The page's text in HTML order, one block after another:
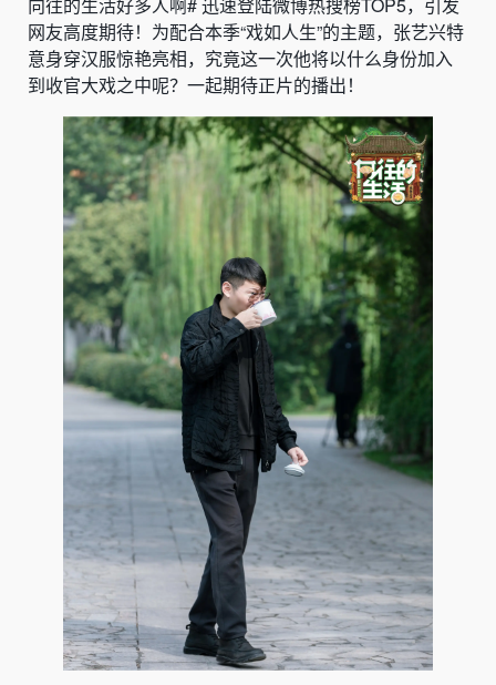
网友高度期待！为配合本季“戏如人生”的主题，张艺兴特
意身穿汉服惊艳亮相，究竟这一次他将以什么身份加入
到收官大戏之中呢？一起期待正片的播出！